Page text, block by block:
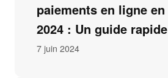
paiements en ligne en
2024 : Un guide rapide
7 juin 2024